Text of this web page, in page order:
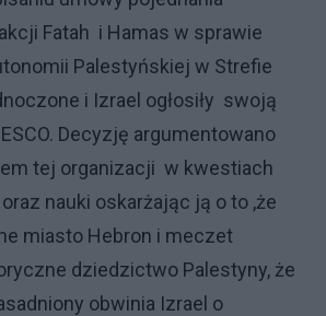
Fatah i Hamas w sprawie
Palestyńskiej w Strefie
i Izrael ogłosiły swoją
Decyzję argumentowano
tej organizacji w kwestiach
nauki oskarżając ją o to ,że
miasto Hebron i meczet
dziedzictwo Palestyny, że
obwinia Izrael o